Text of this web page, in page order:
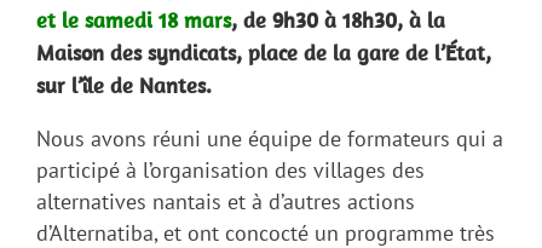
et le samedi 18 mars, de 9h30 à 18h30, à la
Maison des syndicats, place de la gare de l’État,
sur l’île de Nantes.
Nous avons réuni une équipe de formateurs qui a
participé à l’organisation des villages des
alternatives nantais et à d’autres actions
d’Alternatiba, et ont concocté un programme très